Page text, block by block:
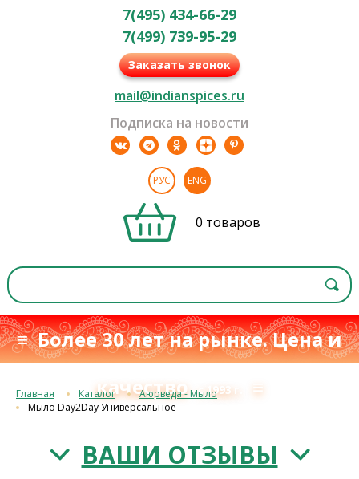
7(495) 434-66-29
7(499) 739-95-29
Заказать звонок
mail@indianspices.ru
Подписка на новости
РУС ENG
0 товаров
≡ Более 30 лет на рынке. Цена и
качествос 1993 г. ≡
Главная Каталог
Аюрведа - Мыло
Мыло Day2Day Универсальное
ВАШИ ОТЗЫВЫ